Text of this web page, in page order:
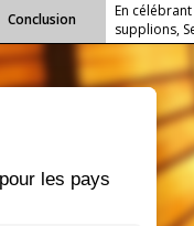
Conclusion
En
supplions,